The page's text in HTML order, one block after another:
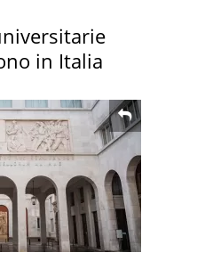
in Italia